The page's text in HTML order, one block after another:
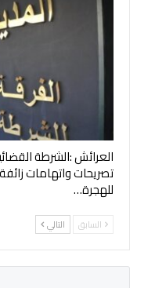
العرائش :الشرطة
تصريحات واتهامات
للهجرة…
السابق التالي